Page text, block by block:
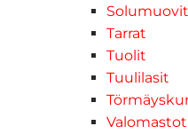
Solumuovit
Tarrat
Tuolit
Tuulilasit